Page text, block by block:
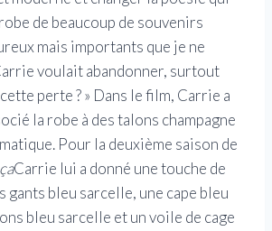
de beaucoup de souvenirs
mais importants que je ne
voulait abandonner, surtout
perte ? » Dans le film, Carrie a
la robe à des talons champagne
Pour la deuxième saison de
Carrie lui a donné une touche de
gants bleu sarcelle, une cape bleu
bleu sarcelle et un voile de cage